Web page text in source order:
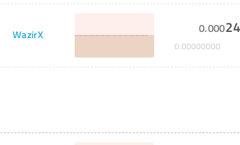
WazirX 0.000
0.00000000